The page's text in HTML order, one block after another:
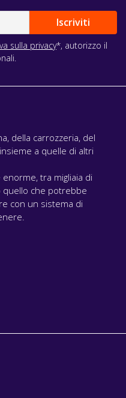
sulla privacy*, autorizzo il
della carrozzeria, del
a quelle di altri
tra migliaia di
quello che potrebbe
con un sistema di